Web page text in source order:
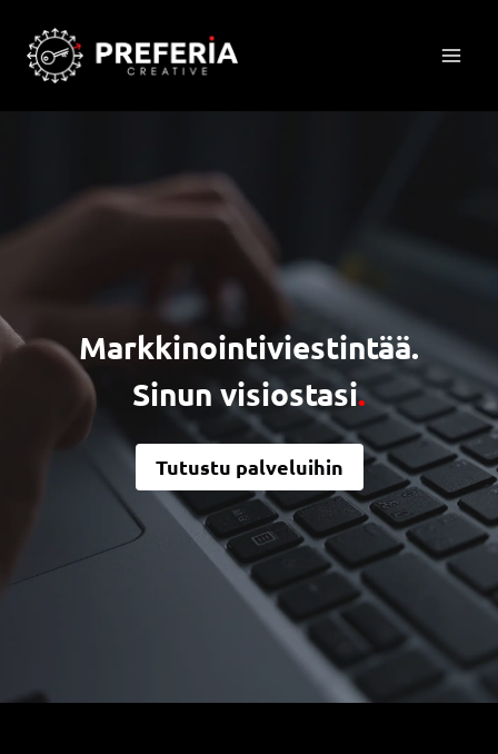
sisältöön
Markkinointiviestintää.
Sinun visiostasi.
Tutustu palveluihin